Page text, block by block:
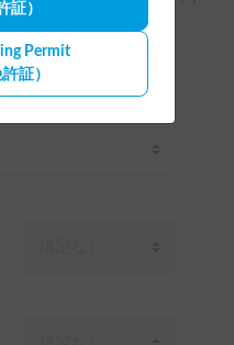
証）
Permit
証）
。